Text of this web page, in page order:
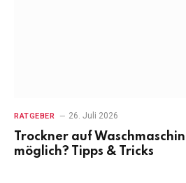
RATGEBER 26. Juli 2026
Trockner auf
möglich? Tipps & Tricks